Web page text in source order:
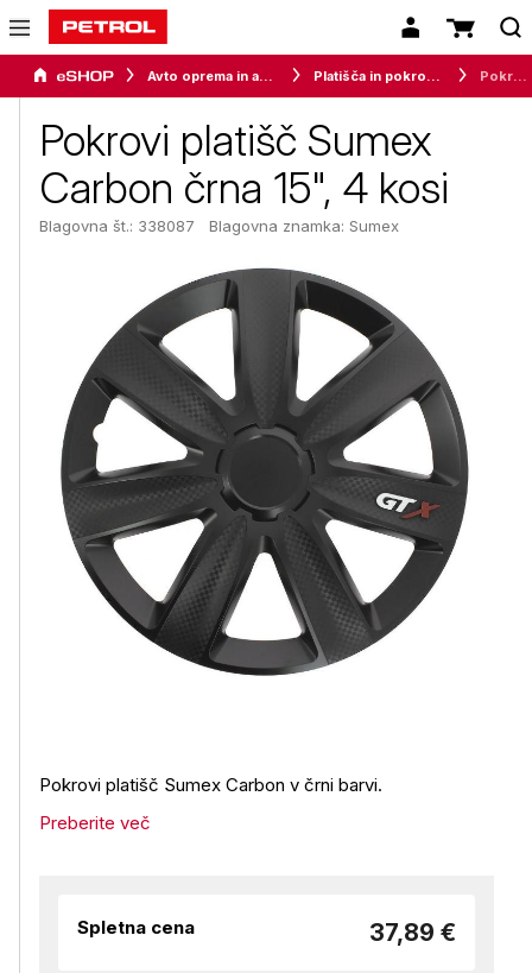
Avto oprema in avtomobilizem Platišča in pokrovi koles Pokrovi platišč Sumex Carbon črna 15", 4 kosi
Pokrovi platišč Sumex
Carbon črna 15", 4 kosi
Blagovna št.: 338087 Blagovna znamka: Sumex
Pokrovi platišč Sumex Carbon v črni barvi.
Preberite več
Spletna cena 37,89 €